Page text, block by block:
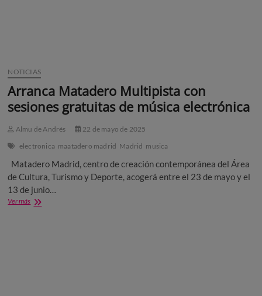
NOTICIAS
Arranca Matadero Multipista con
sesiones gratuitas de música electrónica
Almu de Andrés
22 de mayo de 2025
electronica maatadero madrid Madrid musica
Matadero Madrid, centro de creación contemporánea del Área
de Cultura, Turismo y Deporte, acogerá entre el 23 de mayo y el
13 de junio…
Ver másArranca